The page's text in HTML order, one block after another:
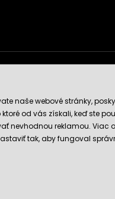
naše webové stránky,
od vás získali, keď ste
nevhodnou reklamou. Viac
tak, aby fungoval